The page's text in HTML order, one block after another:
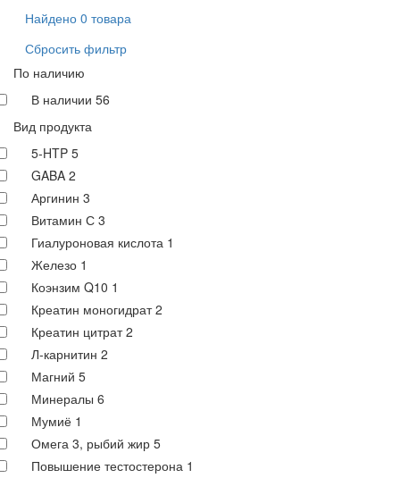
Найдено 0 товара
Сбросить фильтр
По наличию
В наличии 56
Вид продукта
5-HTP 5
GABA 2
Аргинин 3
Витамин С 3
Гиалуроновая кислота 1
Железо 1
Коэнзим Q10 1
Креатин моногидрат2
Креатин цитрат2
Л-карнитин 2
Магний 5
Минералы 6
Мумиё 1
Омега 3, рыбий жир 5
Повышение тестостерона 1